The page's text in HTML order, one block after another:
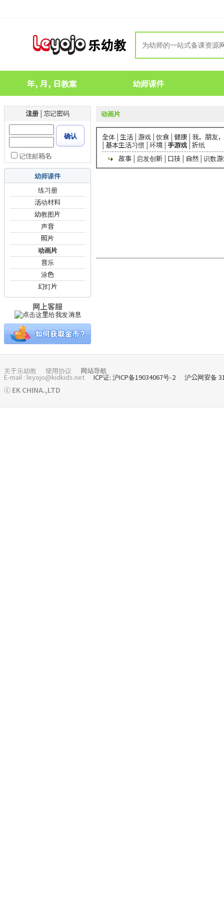
年, 月, 日教案 幼师课件
注册 | 忘记密码
确认
记住邮箱名
幼师课件
练习册
活动材料
幼教图片
声音
照片
动画片
音乐
涂色
幻灯片
网上客服
动画片
全体 | 生活 | 游戏 | 饮食 | 健康 | 我，朋友
| 基本生活习惯 | 环境 | 手游戏 折纸
故事 | 启发创新 | 口技 | 自然 | 识数
关于乐幼教 使用协议 网站导航
E-mail : leyojo@kidkids.net ICP证: 沪ICP备19034067号-2
沪公网安备
ⓒ EK CHINA.,LTD